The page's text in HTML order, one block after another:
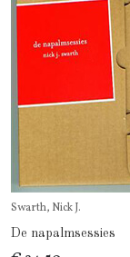
Swarth, Nick J.
De napalmsessies